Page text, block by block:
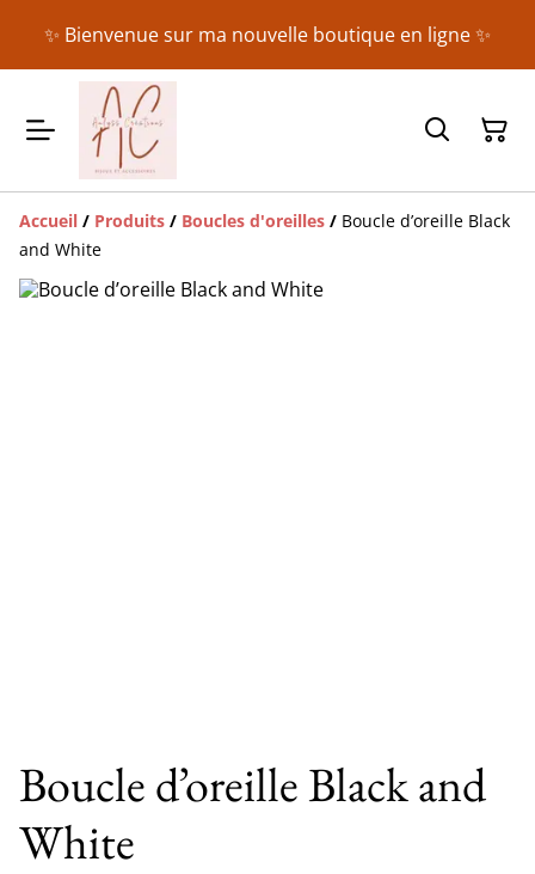
✨ Bienvenue sur ma nouvelle boutique en ligne ✨
Accueil / Produits / Boucles d'oreilles / Boucle d’oreille Black
and White
Boucle d’oreille Black and
White